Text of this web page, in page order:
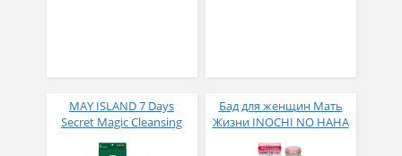
MAY ISLAND 7 Days
Secret Magic Cleansing
Бад для женщин Мать
Жизни INOCHI NO HAHA